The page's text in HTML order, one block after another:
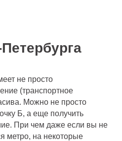
не просто
(транспортное
Можно не просто
Б, а еще получить
При чем даже если вы не
метро, на некоторые